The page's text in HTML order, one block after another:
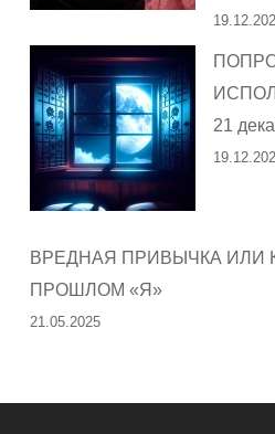
21
ВРЕДНАЯ ПРИВЫЧКА ИЛИ
ПРОШЛОМ «Я»
21.05.2025